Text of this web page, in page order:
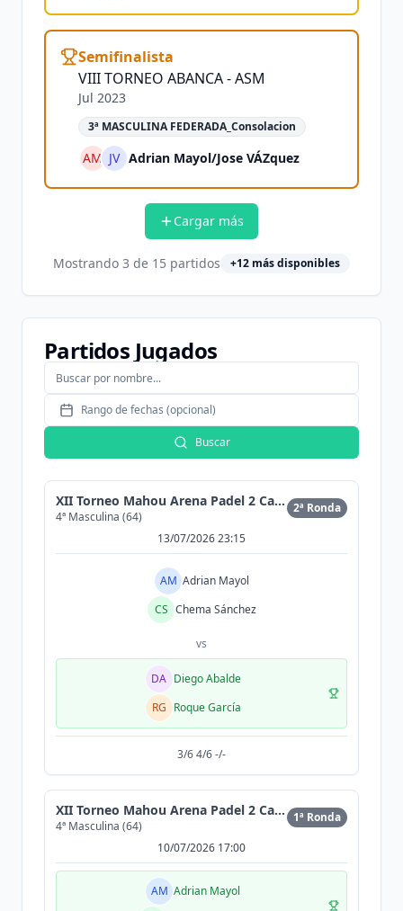
Semifinalista
VIII TORNEO ABANCA - ASM
Jul 2023
3ª MASCULINA FEDERADA_Consolacion
AM JV Adrian Mayol/Jose VÁZquez
Cargar más
Mostrando 3 de 15 partidos +12 más disponibles
Partidos Jugados
Rango de fechas (opcional)
Buscar
XII Torneo Mahou Arena Padel 2 Cat (300MAX)
4ª Masculina (64)
2ª Ronda
13/07/2026 23:15
AM Adrian Mayol
CS Chema Sánchez
vs
DA Diego Abalde
RG Roque García
3/6 4/6 -/-
XII Torneo Mahou Arena Padel 2 Cat (300MAX)
4ª Masculina (64)
1ª Ronda
10/07/2026 17:00
AM Adrian Mayol